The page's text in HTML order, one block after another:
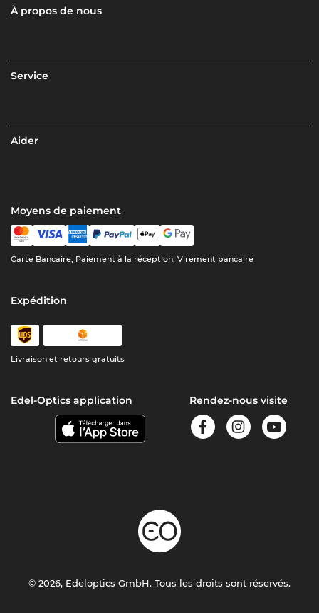
À propos de nous
Service
Aider
Moyens de paiement
Carte Bancaire, Paiement à la réception, Virement bancaire
Expédition
Livraison et retours gratuits
Edel-Optics application Rendez-nous visite
© 2026, Edeloptics GmbH. Tous les droits sont réservés.